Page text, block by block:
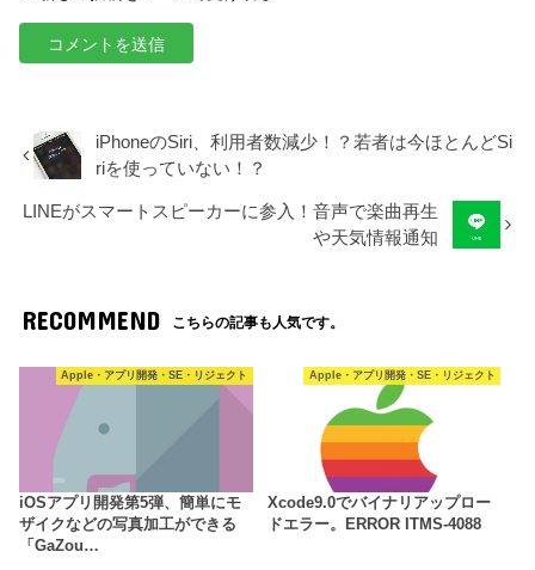
iPhoneのSiri、利用者数減少！？若者は今ほとんどSi
riを使っていない！？
LINEがスマートスピーカーに参入！音声で楽曲再生
や天気情報通知
RECOMMEND こちらの記事も人気です。
Apple・アプリ開発・SE・リジェクト
iOSアプリ開発第5弾、簡単にモ
ザイクなどの写真加工ができる
「GaZou…
Apple・アプリ開発・SE・リジェクト
Xcode9.0でバイナリアップロー
ドエラー。ERROR ITMS-4088